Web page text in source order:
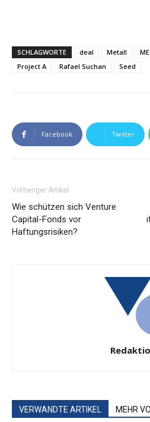
SCHLAGWORTE deal Metall
Project A
Rafael Suchan Seed
Facebook Twitter
Vorheriger Artikel
Wie schützen sich Venture
Capital-Fonds vor
Haftungsrisiken?
VERWANDTE ARTIKEL MEHR